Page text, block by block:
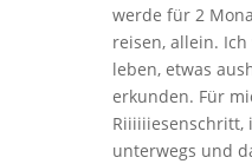
werde für 2
reisen, allein.
leben, etwas
erkunden. Für
Riiiiiiesenschritt,
unterwegs und